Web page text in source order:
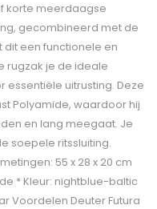
korte meerdaagse
gecombineerd met de
dit een functionele en
rugzak je de ideale
essentiële uitrusting. Deze
Polyamide, waardoor hij
en lang meegaat. Je
soepele ritssluiting.
55 x 28 x 20 cm
* Kleur: nightblue-baltic
Voordelen Deuter Futura